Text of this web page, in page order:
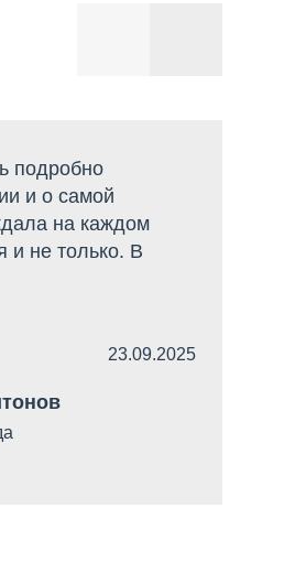
подробно
и о самой
на каждом
и не только. В
23.09.2025